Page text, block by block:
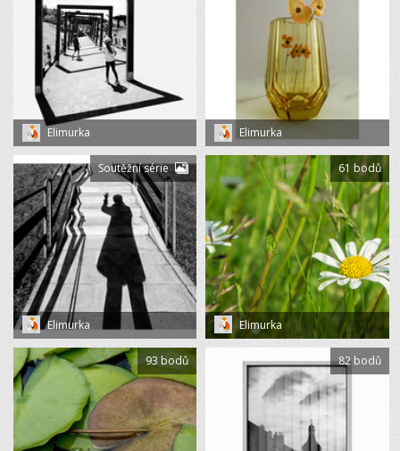
Elimurka Elimurka
Elimurka
Soutěžní série
Elimurka
61 bodů
93 bodů 82 bodů